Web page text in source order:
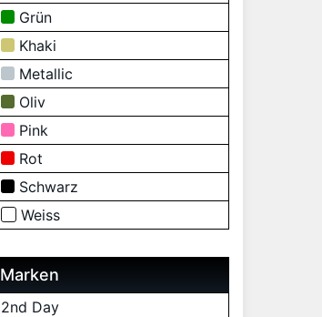
Grün
Khaki
Metallic
Oliv
Pink
Rot
Schwarz
Weiss
Marken
2nd Day